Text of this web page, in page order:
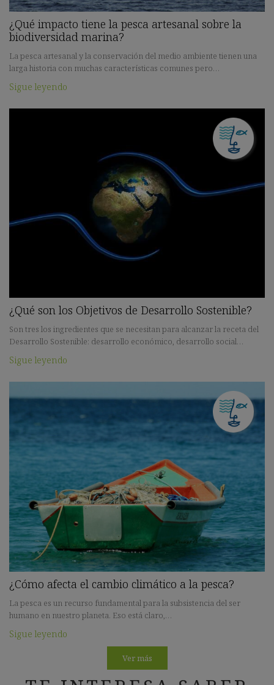
¿Qué impacto tiene la pesca artesanal sobre la
biodiversidad marina?
La pesca artesanal y la conservación del medio ambiente tienen una
larga historia con muchas características comunes pero…
Sigue leyendo
¿Qué son los Objetivos de Desarrollo Sostenible?
Son tres los ingredientes que se necesitan para alcanzar la receta del
Desarrollo Sostenible: desarrollo económico, desarrollo social…
Sigue leyendo
¿Cómo afecta el cambio climático a la pesca?
La pesca es un recurso fundamental para la subsistencia del ser
humano en nuestro planeta. Eso está claro,…
Sigue leyendo
Ver más